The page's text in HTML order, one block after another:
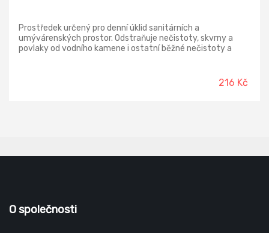
Prostředek určený pro denní úklid sanitárních a
umývárenských prostor. Odstraňuje nečistoty, skvrny a
povlaky od vodního kamene i ostatní běžné nečistoty a
216 Kč
O společnosti